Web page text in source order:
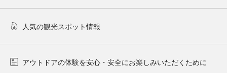
人気の観光スポット情報
アウトドアの体験を安心・安全にお楽しみいただくために